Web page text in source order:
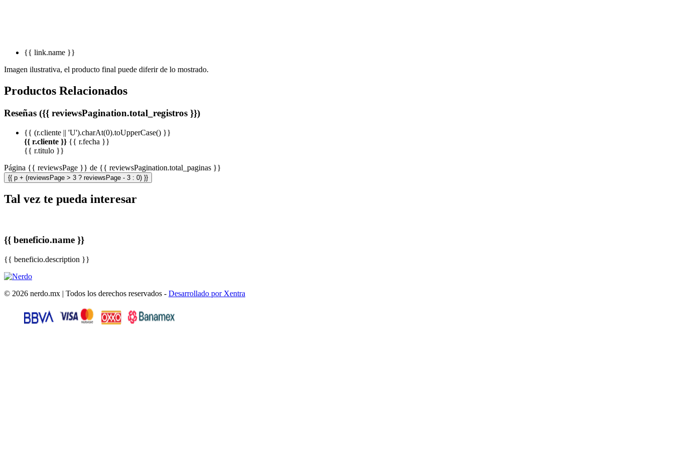
{{ link.name }}
Imagen ilustrativa, el producto final puede diferir de lo mostrado.
Productos Relacionados
Reseñas ({{ reviewsPagination.total_registros }})
{{ (r.cliente || 'U').charAt(0).toUpperCase() }}
{{ r.cliente }} {{ r.fecha }}
{{ r.titulo }}
Página {{ reviewsPage }} de {{ reviewsPagination.total_paginas }}
{{ p + (reviewsPage > 3 ? reviewsPage - 3 : 0) }}
Tal vez te pueda interesar
{{ beneficio.name }}
{{ beneficio.description }}
© 2026 nerdo.mx | Todos los derechos reservados - Desarrollado por Xentra